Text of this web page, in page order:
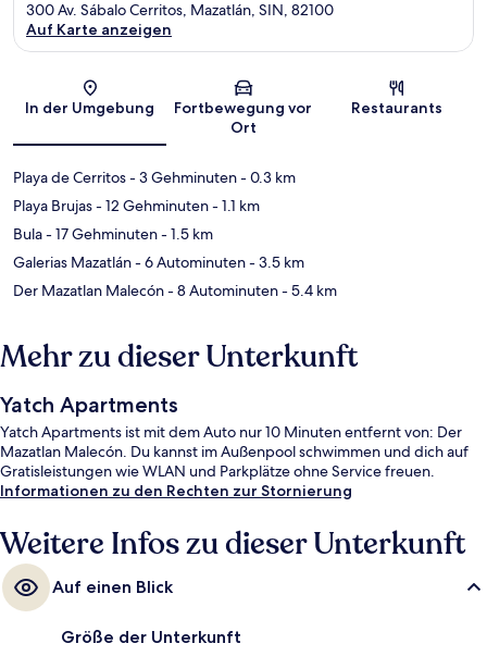
Karte
300 Av. Sábalo Cerritos, Mazatlán, SIN, 82100
Auf Karte anzeigen
In der Umgebung
Fortbewegung vor
Ort
Restaurants
Playa de Cerritos- 3 Gehminuten- 0.3 km
Playa Brujas- 12 Gehminuten- 1.1 km
Bula- 17 Gehminuten- 1.5 km
Galerias Mazatlán- 6 Autominuten- 3.5 km
Der Mazatlan Malecón- 8 Autominuten- 5.4 km
Mehr zu dieser Unterkunft
Yatch Apartments
Yatch Apartments ist mit dem Auto nur 10 Minuten entfernt von: Der
Mazatlan Malecón. Du kannst im Außenpool schwimmen und dich auf
Gratisleistungen wie WLAN und Parkplätze ohne Service freuen.
Informationen zu den Rechten zur Stornierung
Weitere Infos zu dieser Unterkunft
Auf einen Blick
Größe der Unterkunft